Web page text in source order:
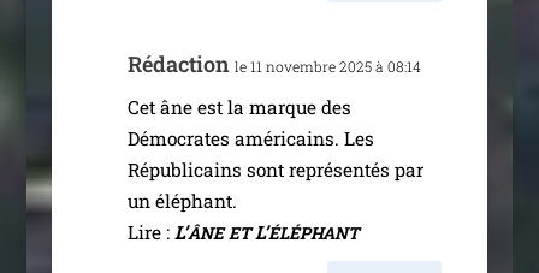
Rédaction le 11 novembre 2025 à 08:14
Cet âne est la marque des
Démocrates amé­ri­cains. Les
Républicains sont repré­sen­tés par
un élé­phant.
Lire : L’ÂNE ETL’ÉLÉPHANT